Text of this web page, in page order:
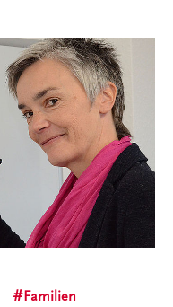
Familien